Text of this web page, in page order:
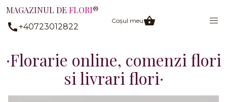
MAGAZINUL DE FLORI®
+40723012822
Coșul meu
Florarie online, comenzi flori
si livrari flori